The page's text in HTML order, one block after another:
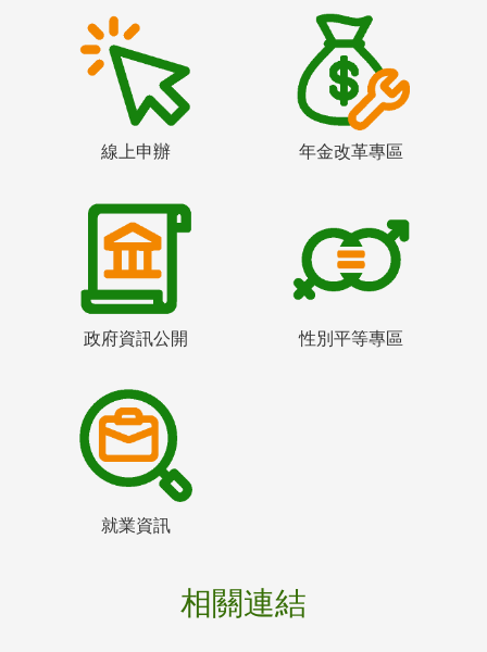
線上申辦 年金改革專區
政府資訊公開 性別平等專區
就業資訊
相關連結